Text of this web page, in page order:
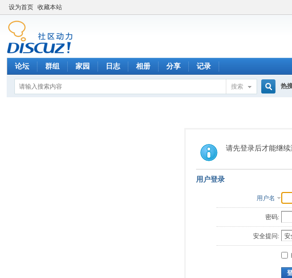
设为首页 收藏本站
论坛 群组 家园 日志 相册 分享 记录
搜索
索
热
请先登录后才能继续
用户登录
用户名
密码:
安全提问: